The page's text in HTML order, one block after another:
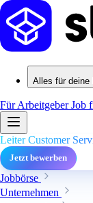
Alles für deine
Für ArbeitgeberJob
Leiter Customer
Jetzt bewerben
Jobbörse
Unternehmen